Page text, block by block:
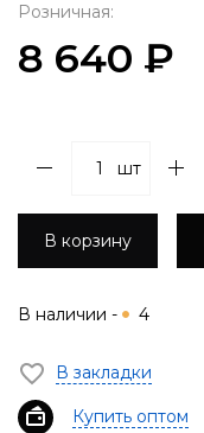
Розничная:
8 640 ₽
шт
В корзину
В наличии - 4
В закладки
Купить оптом